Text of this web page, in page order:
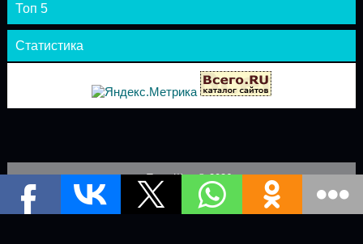
Топ 5
Статистика
Теле-Шоу © 2026